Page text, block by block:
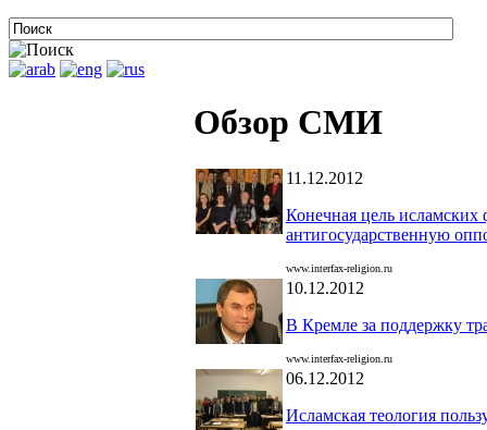
Обзор СМИ
11.12.2012
Конечная цель исламских
антигосударственную
www.interfax-religion.ru
10.12.2012
В Кремле за поддержку
www.interfax-religion.ru
06.12.2012
Исламская теология